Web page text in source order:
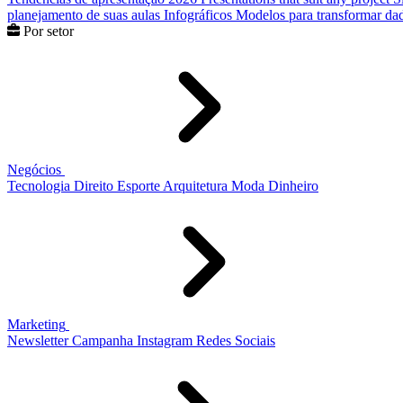
planejamento de suas aulas Infográficos Modelos para transformar
Por setor
Negócios
Tecnologia Direito Esporte Arquitetura Moda Dinheiro
Marketing
Newsletter Campanha Instagram Redes Sociais